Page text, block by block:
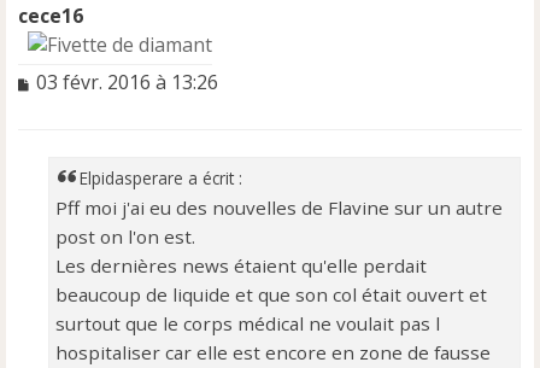
cece16
M
03 févr. 2016 à 13:26
Elpidasperare a écrit :
Pff moi j'ai eu des nouvelles de Flavine sur un autre
post on l'on est.
Les dernières news étaient qu'elle perdait
beaucoup de liquide et que son col était ouvert et
surtout que le corps médical ne voulait pas l
hospitaliser car elle est encore en zone de fausse